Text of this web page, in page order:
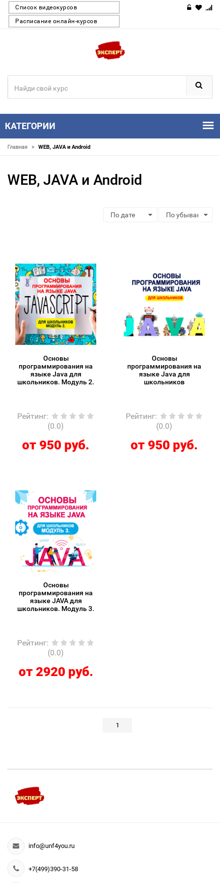
Список видеокурсов
Расписание онлайн-курсов
КАТЕГОРИИ
Главная » WEB, JAVA и Android
WEB, JAVA и Android
Основы
программирования на
языке Java для
школьников. Модуль 2.
Рейтинг:
(0.0)
от 950 руб.
Основы
программирования на
языке Java для
школьников
Рейтинг:
(0.0)
от 950 руб.
Основы
программирования на
языке JAVA для
школьников. Модуль 3.
Рейтинг:
(0.0)
от 2920 руб.
1
info@unf4you.ru
+7(499)390-31-58